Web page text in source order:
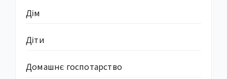
Дім
Діти
Домашнє госпотарство